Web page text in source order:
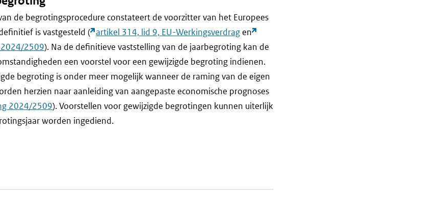
de begrotingsprocedure constateert de voorzitter van het Europees
is vastgesteld ( artikel 314, lid 9, EU-Werkingsverdrag en
2509). Na de definitieve vaststelling van de jaarbegroting kan de
een voorstel voor een gewijzigde begroting indienen.
begroting is onder meer mogelijk wanneer de raming van de eigen
herzien naar aanleiding van aangepaste economische prognoses
2024/2509). Voorstellen voor gewijzigde begrotingen kunnen uiterlijk
worden ingediend.